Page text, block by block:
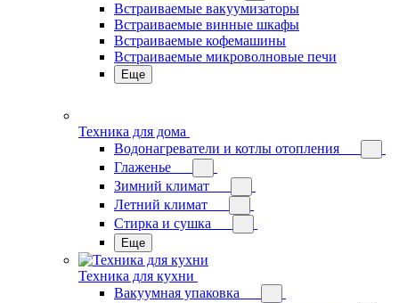
Встраиваемые вакуумизаторы
Встраиваемые винные шкафы
Встраиваемые кофемашины
Встраиваемые микроволновые печи
Еще
Техника для дома
Водонагреватели и котлы отопления
Глаженье
Зимний климат
Летний климат
Стирка и сушка
Еще
Техника для кухни
Вакуумная упаковка